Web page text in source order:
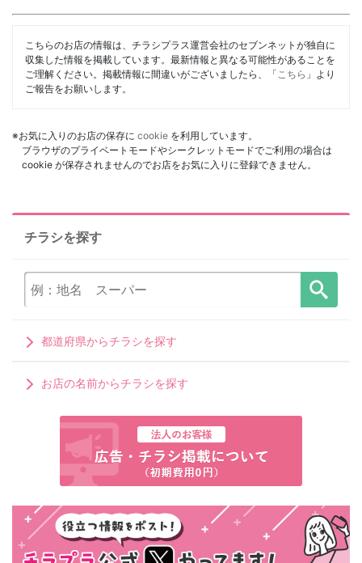
こちらのお店の情報は、チラシプラス運営会社のセブンネットが独自に
収集した情報を掲載しています。最新情報と異なる可能性があることを
ご理解ください。掲載情報に間違いがございましたら、「 こちら 」より
ご報告をお願いします。
※お気に入りのお店の保存に cookie を利用しています。
ブラウザのプライベートモードやシークレットモードでご利用の場合は
cookie が保存されませんのでお店をお気に入りに登録できません。
チラシを探す
都道府県からチラシを探す
お店の名前からチラシを探す